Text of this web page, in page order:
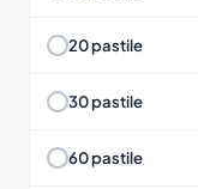
20 pastile
30 pastile
60 pastile